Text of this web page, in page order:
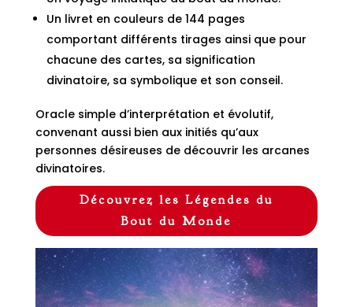
Un livret en couleurs de 144 pages
comportant différents tirages ainsi que pour
chacune des cartes, sa signification
divinatoire, sa symbolique et son conseil.
Oracle simple d’interprétation et évolutif,
convenant aussi bien aux initiés qu’aux
personnes désireuses de découvrir les arcanes
divinatoires.
Découvrez les Légendes du
Bout du Monde